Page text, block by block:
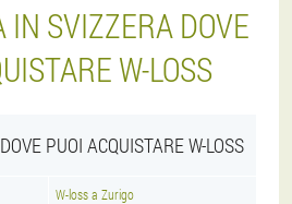
IN SVIZZERA DOVE
W-LOSS
PUOI ACQUISTARE W-LOSS
W-loss a Zurigo